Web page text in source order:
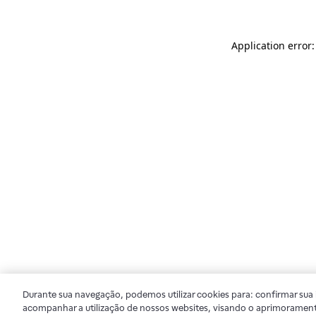
Application
Durante sua navegação, podemos utilizar cookies para: confirmar
acompanhar a utilização de nossos websites, visando o